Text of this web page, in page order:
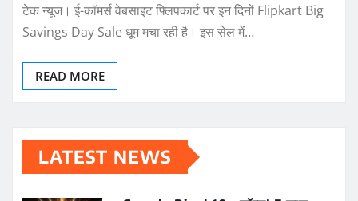
टेक न्यूज। ई-कॉमर्स वेबसाइट फ्लिपकार्ट पर इन दिनों Flipkart Big
Savings Day Sale धूम मचा रही है। इस सेल में…
READ MORE
LATEST NEWS